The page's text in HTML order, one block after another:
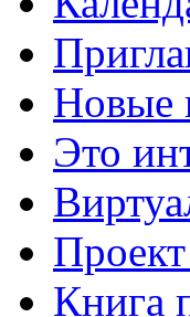
Новые
Это
Книга